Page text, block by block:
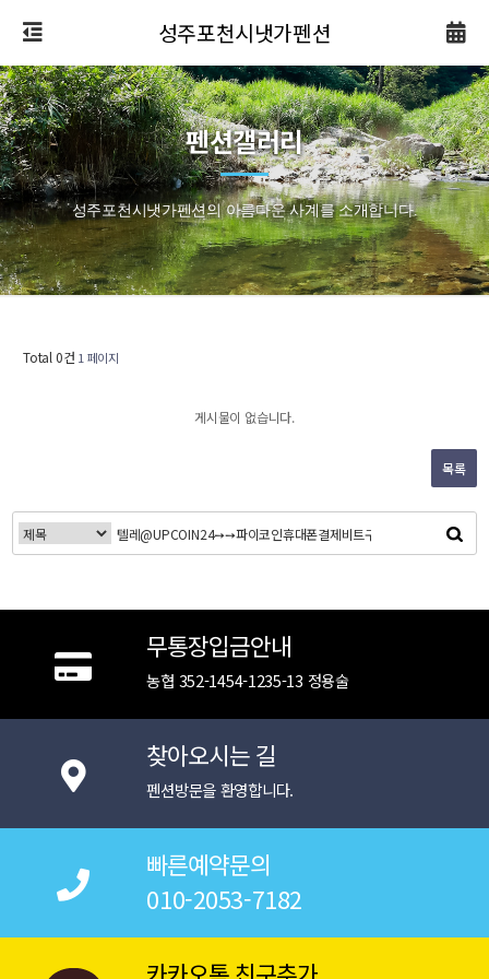
성주포천시냇가펜션
펜션갤러리
성주포천시냇가펜션의 아름다운 사계를 소개합니다.
Total 0건 1 페이지
게시물이 없습니다.
목록
무통장입금안내
농협 352-1454-1235-13 정용술
찾아오시는 길
펜션방문을 환영합니다.
빠른예약문의
010-2053-7182